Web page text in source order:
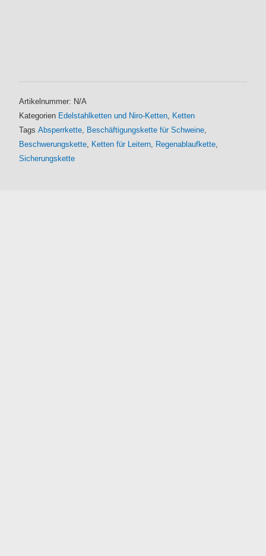
Artikelnummer: N/A
Kategorien Edelstahlketten und Niro-Ketten, Ketten
Tags Absperrkette, Beschäftigungskette für Schweine,
Beschwerungskette, Ketten für Leitern, Regenablaufkette,
Sicherungskette